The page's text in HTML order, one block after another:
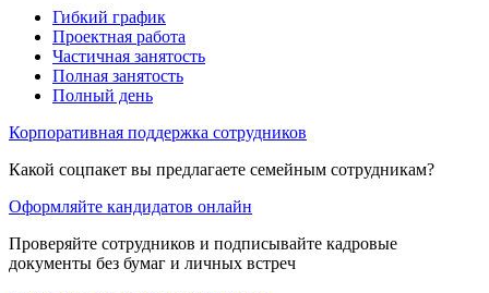
Гибкий график
Проектная работа
Частичная занятость
Полная занятость
Полный день
Корпоративная поддержка сотрудников
Какой соцпакет вы предлагаете семейным сотрудникам?
Оформляйте кандидатов онлайн
Проверяйте сотрудников и подписывайте кадровые
документы без бумаг и личных встреч